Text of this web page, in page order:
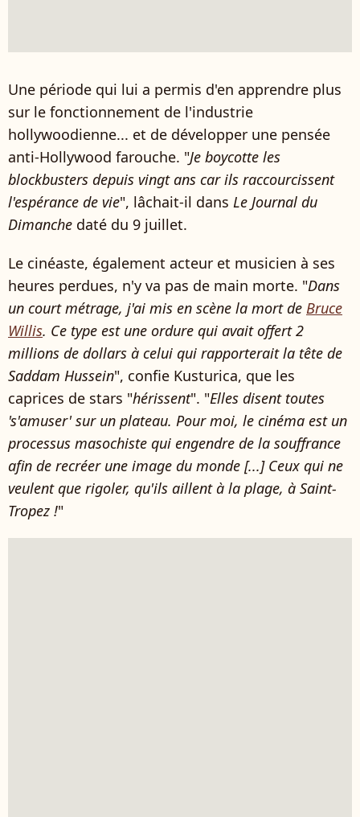
Une période qui lui a permis d'en apprendre plus
sur le fonctionnement de l'industrie
hollywoodienne... et de développer une pensée
anti-Hollywood farouche. "Je boycotte les
blockbusters depuis vingt ans car ils raccourcissent
l'espérance de vie", lâchait-il dans Le Journal du
Dimanche daté du 9 juillet.
Le cinéaste, également acteur et musicien à ses
heures perdues, n'y va pas de main morte. "Dans
un court métrage, j'ai mis en scène la mort de Bruce
Willis. Ce type est une ordure qui avait offert 2
millions de dollars à celui qui rapporterait la tête de
Saddam Hussein", confie Kusturica, que les
caprices de stars "hérissent". "Elles disent toutes
's'amuser' sur un plateau. Pour moi, le cinéma est un
processus masochiste qui engendre de la souffrance
afin de recréer une image du monde [...] Ceux qui ne
veulent que rigoler, qu'ils aillent à la plage, à Saint-
Tropez !"